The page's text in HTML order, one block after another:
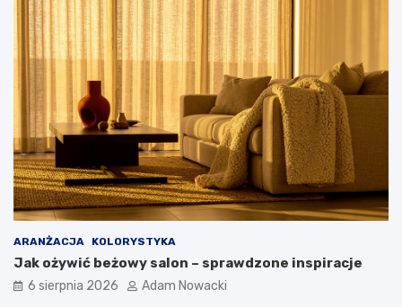
ARANŻACJA KOLORYSTYKA
Jak ożywić beżowy salon – sprawdzone inspiracje
6 sierpnia 2026 Adam Nowacki